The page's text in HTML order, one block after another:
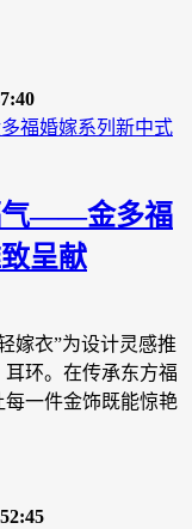
气——金多福
呈献
嫁衣”为设计灵感推
环。在传承东方福
一件金饰既能惊艳